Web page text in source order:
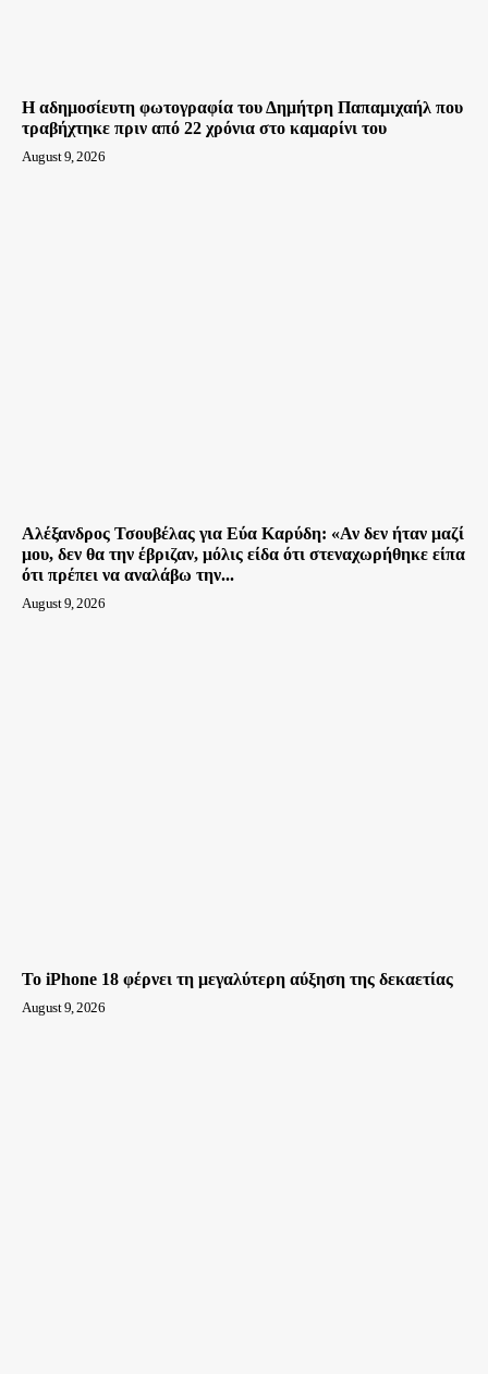
Η αδημοσίευτη φωτογραφία του Δημήτρη Παπαμιχαήλ που
τραβήχτηκε πριν από 22 χρόνια στο καμαρίνι του
August 9, 2026
Αλέξανδρος Τσουβέλας για Εύα Καρύδη: «Αν δεν ήταν μαζί
μου, δεν θα την έβριζαν, μόλις είδα ότι στεναχωρήθηκε είπα
ότι πρέπει να αναλάβω την...
August 9, 2026
Το iPhone 18 φέρνει τη μεγαλύτερη αύξηση της δεκαετίας
August 9, 2026